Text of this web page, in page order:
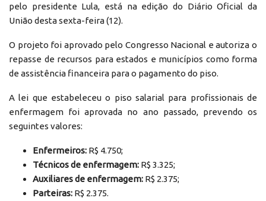
pelo presidente Lula, está na edição do Diário Oficial da
União desta sexta-feira (12).
O projeto foi aprovado pelo Congresso Nacional e autoriza o
repasse de recursos para estados e municípios como forma
de assistência financeira para o pagamento do piso.
A lei que estabeleceu o piso salarial para profissionais de
enfermagem foi aprovada no ano passado, prevendo os
seguintes valores:
Enfermeiros: R$ 4.750;
Técnicos de enfermagem: R$ 3.325;
Auxiliares de enfermagem: R$ 2.375;
Parteiras: R$ 2.375.